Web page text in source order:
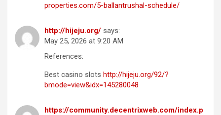
properties.com/5-ballantrushal-schedule/
http://hijeju.org/ says:
May 25, 2026 at 9:20 AM
References:
Best casino slots http://hijeju.org/92/?
bmode=view&idx=145280048
https://community.decentrixweb.com/index.p